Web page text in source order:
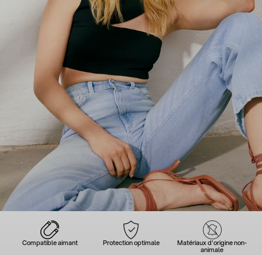
Compatible aimant Protection optimale Matériaux d'origine non-
animale